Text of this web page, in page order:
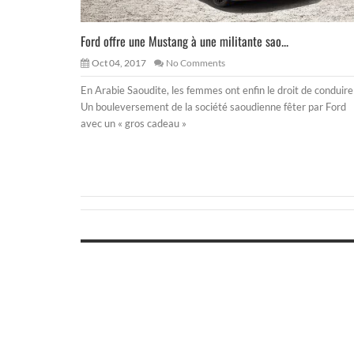
Ford offre une Mustang à une militante sao...
Oct 04, 2017 No Comments
En Arabie Saoudite, les femmes ont enfin le droit de
Un bouleversement de la société saoudienne fêter par Ford
avec un « gros cadeau »